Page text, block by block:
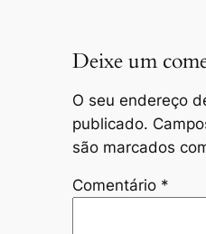
Deixe um
O seu endereço
publicado.
são marcados
Comentário *